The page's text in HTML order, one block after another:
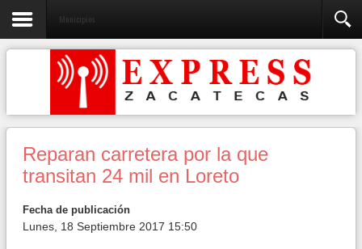
Municipios
Reparan carretera por la que
transitan 24 mil en Loreto
Fecha de publicación
Lunes, 18 Septiembre 2017 15:50